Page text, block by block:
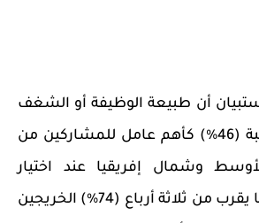
أن طبيعة الوظيفة أو الشغف
بالوظيفة تبرز بنسبة (46%) كأهم عامل للمشاركين من
وشمال إفريقيا عند اختيار
الوظيفة. ويتوقع ما يقرب من ثلاثة أرباع (74%) الخريجين